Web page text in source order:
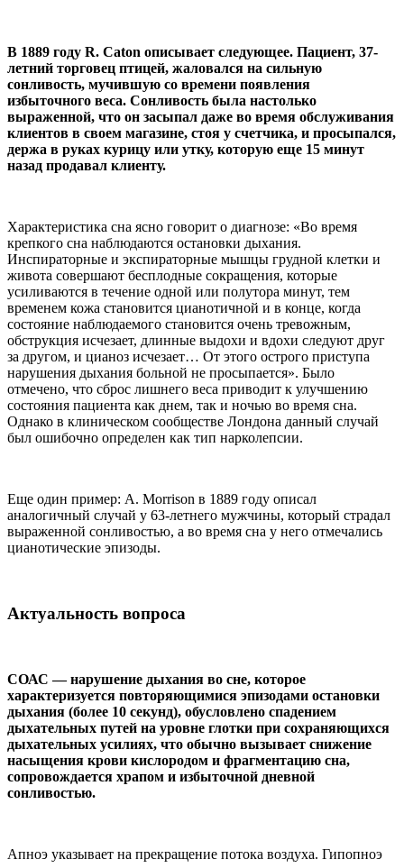
В 1889 году R. Caton описывает следующее. Пациент, 37-
летний торговец птицей, жаловался на сильную
сонливость, мучившую со времени появления
избыточного веса. Сонливость была настолько
выраженной, что он засыпал даже во время обслуживания
клиентов в своем магазине, стоя у счетчика, и просыпался,
держа в руках курицу или утку, которую еще 15 минут
назад продавал клиенту.
Характеристика сна ясно говорит о диагнозе: «Во время
крепкого сна наблюдаются остановки дыхания.
Инспираторные и экспираторные мышцы грудной клетки и
живота совершают бесплодные сокращения, которые
усиливаются в течение одной или полутора минут, тем
временем кожа становится цианотичной и в конце, когда
состояние наблюдаемого становится очень тревожным,
обструкция исчезает, длинные выдохи и вдохи следуют друг
за другом, и цианоз исчезает… От этого острого приступа
нарушения дыхания больной не просыпается». Было
отмечено, что сброс лишнего веса приводит к улучшению
состояния пациента как днем, так и ночью во время сна.
Однако в клиническом сообществе Лондона данный случай
был ошибочно определен как тип нарколепсии.
Еще один пример: A. Morrison в 1889 году описал
аналогичный случай у 63-летнего мужчины, который страдал
выраженной сонливостью, а во время сна у него отмечались
цианотические эпизоды.
Актуальность вопроса
СОАС — нарушение дыхания во сне, которое
характеризуется повторяющимися эпизодами остановки
дыхания (более 10 секунд), обусловлено спадением
дыхательных путей на уровне глотки при сохраняющихся
дыхательных усилиях, что обычно вызывает снижение
насыщения крови кислородом и фрагментацию сна,
сопровождается храпом и избыточной дневной
сонливостью.
Апноэ указывает на прекращение потока воздуха. Гипопноэ